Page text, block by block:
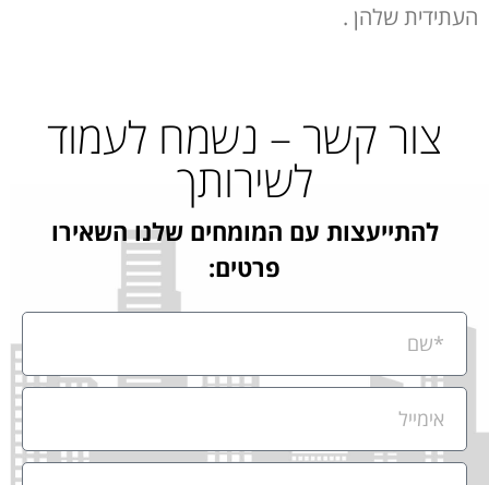
העתידית שלהן .
צור קשר – נשמח לעמוד
לשירותך
להתייעצות עם המומחים שלנו השאירו
פרטים: